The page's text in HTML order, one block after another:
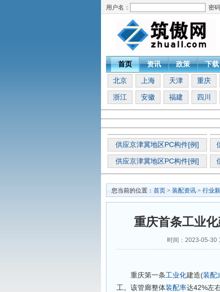
用户名： 密码
首页 资讯 政策 下载
北京 上海 天津 重庆
浙江 安徽 福建 四川
供应京津冀地区PC构件[例]
供应京津冀地区PC构件[例]
您当前的位置： 首页 > 装配资讯 > 行业
重庆首条工业
时间：2023-05-30
重庆第一条工业化建造(装配
工。该管廊整体装配率达42%左